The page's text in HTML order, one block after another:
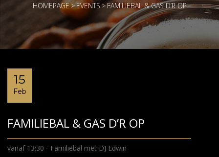
HOMEPAGE>EVENTS>FAMILIEBAL & GAS D’R OP
15
Feb
FAMILIEBAL & GAS D’R OP
vanaf 13:30 - Familiebal met DJ Edwin